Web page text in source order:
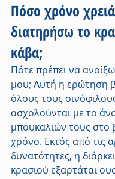
Πόσο χρόνο
διατηρήσω το
κάβα;
Πότε πρέπει να
μου; Αυτή η ερώτηση
όλους τους
ασχολούνται με το
μπουκαλιών τους στο
χρόνο. Εκτός από τις
δυνατότητες, η
κρασιού εξαρτάται